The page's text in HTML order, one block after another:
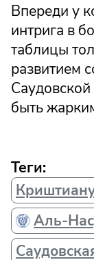
Впереди у
интрига в
таблицы
развитием
быть
Теги:
Аль-